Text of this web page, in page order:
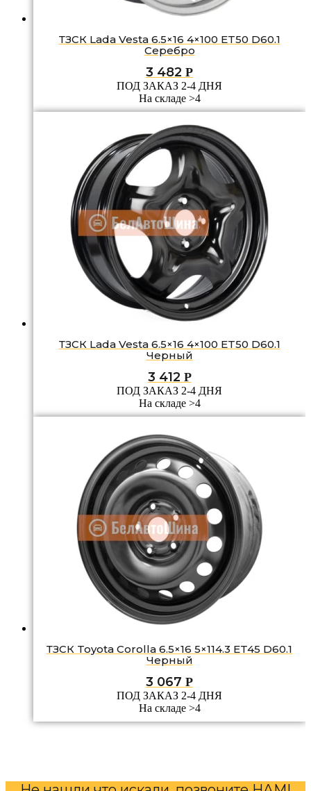
ТЗСК Lada Vesta 6.5×16 4×100 ET50 D60.1
Серебро
3 482 Р
ПОД ЗАКАЗ 2-4 ДНЯ
На складе >4
ТЗСК Lada Vesta 6.5×16 4×100 ET50 D60.1
Черный
3 412 Р
ПОД ЗАКАЗ 2-4 ДНЯ
На складе >4
ТЗСК Toyota Corolla 6.5×16 5×114.3 ET45 D60.1
Черный
3 067 Р
ПОД ЗАКАЗ 2-4 ДНЯ
На складе >4